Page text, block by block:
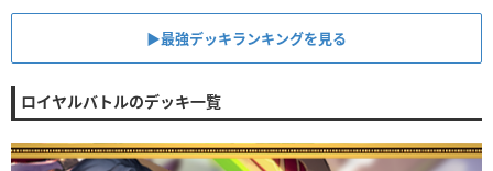
▶︎最強デッキランキングを見る
ロイヤルバトルのデッキ一覧